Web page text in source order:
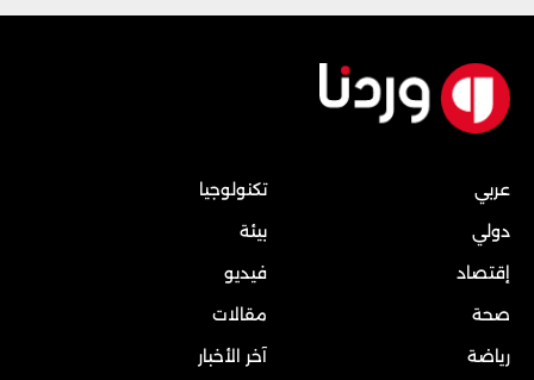
عربي
دولي
إقتصاد
صحة
رياضة
تكنولوجيا
بيئة
فيديو
مقالات
آخر الأخبار